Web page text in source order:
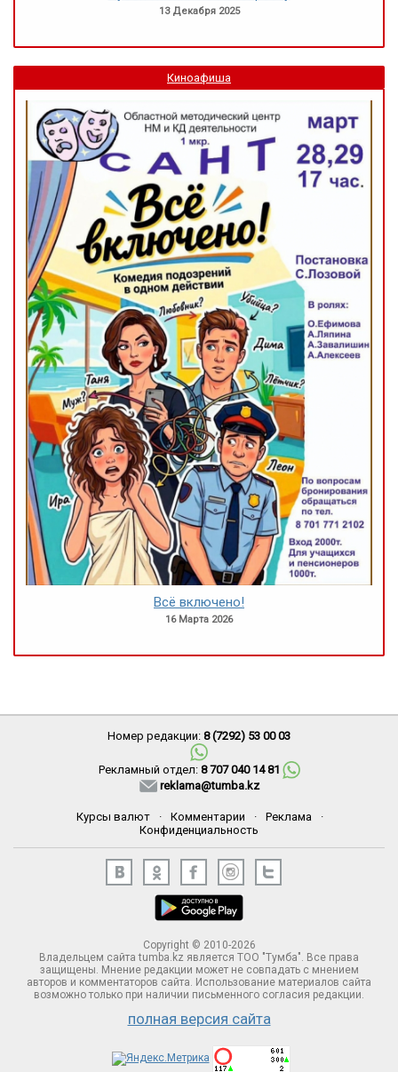
13 Декабря 2025
Киноафиша
Всё включено!
16 Марта 2026
Номер редакции: 8 (7292) 53 00 03
Рекламный отдел: 8 707 040 14 81
reklama@tumba.kz
Курсы валют · Комментарии · Реклама
·
Конфиденциальность
Copyright © 2010-2026
Владельцем сайта tumba.kz является ТОО "Тумба". Все права
защищены. Мнение редакции может не совпадать с мнением
авторов и комментаторов сайта. Использование материалов сайта
возможно только при наличии письменного согласия редакции.
полная версия сайта